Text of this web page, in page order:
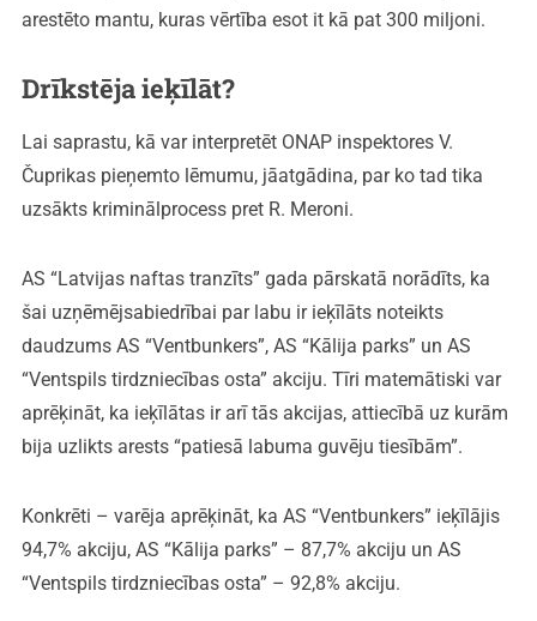
arestēto mantu, kuras vērtība esot it kā pat 300 miljoni.
Drīkstēja ieķīlāt?
Lai saprastu, kā var interpretēt ONAP inspektores V.
Čuprikas pieņemto lēmumu, jāatgādina, par ko tad tika
uzsākts kriminālprocess pret R. Meroni.
AS “Latvijas naftas tranzīts” gada pārskatā norādīts, ka
šai uzņēmējsabiedrībai par labu ir ieķīlāts noteikts
daudzums AS “Ventbunkers”, AS “Kālija parks” un AS
“Ventspils tirdzniecības osta” akciju. Tīri matemātiski var
aprēķināt, ka ieķīlātas ir arī tās akcijas, attiecībā uz kurām
bija uzlikts arests “patiesā labuma guvēju tiesībām”.
Konkrēti – varēja aprēķināt, ka AS “Ventbunkers” ieķīlājis
94,7% akciju, AS “Kālija parks” – 87,7% akciju un AS
“Ventspils tirdzniecības osta” – 92,8% akciju.